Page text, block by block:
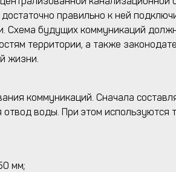
правильно к ней
Схема будущих коммуникаций
территории, а также
жизни.
коммуникаций. Сначала
воды. При этом используются
мм;